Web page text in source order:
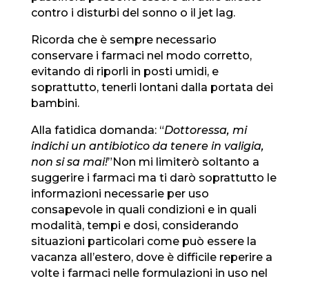
contro i disturbi del sonno o il jet lag.
Ricorda che è sempre necessario
conservare i farmaci nel modo corretto,
evitando di riporli in posti umidi, e
soprattutto, tenerli lontani dalla portata dei
bambini.
Alla fatidica domanda: “Dottoressa, mi
indichi un antibiotico da tenere in valigia,
non si sa mai!”Non mi limiterò soltanto a
suggerire i farmaci ma ti darò soprattutto le
informazioni necessarie per uso
consapevole in quali condizioni e in quali
modalità, tempi e dosi, considerando
situazioni particolari come può essere la
vacanza all’estero, dove è difficile reperire a
volte i farmaci nelle formulazioni in uso nel